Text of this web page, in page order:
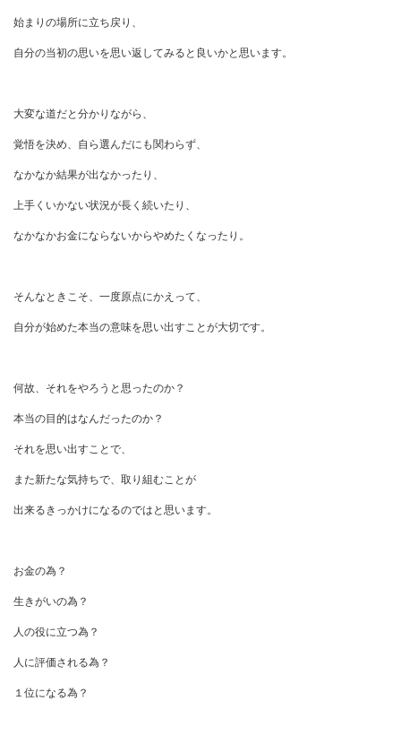
始まりの場所に立ち戻り、
自分の当初の思いを思い返してみると良いかと思います。
大変な道だと分かりながら、
覚悟を決め、自ら選んだにも関わらず、
なかなか結果が出なかったり、
上手くいかない状況が長く続いたり、
なかなかお金にならないからやめたくなったり。
そんなときこそ、一度原点にかえって、
自分が始めた本当の意味を思い出すことが大切です。
何故、それをやろうと思ったのか？
本当の目的はなんだったのか？
それを思い出すことで、
また新たな気持ちで、取り組むことが
出来るきっかけになるのではと思います。
お金の為？
生きがいの為？
人の役に立つ為？
人に評価される為？
１位になる為？